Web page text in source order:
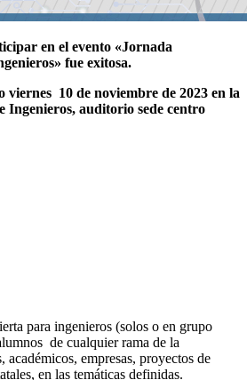
en el evento «Jornada
fue exitosa.
viernes 10 de noviembre de 2023 en la
Ingenieros, auditorio sede centro
para ingenieros (solos o en grupo
de cualquier rama de la
empresas, proyectos de
en las temáticas definidas.